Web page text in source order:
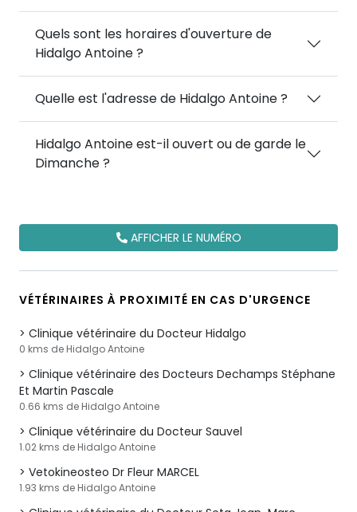
Quels sont les horaires d'ouverture de
Hidalgo Antoine ?
Quelle est l'adresse de Hidalgo Antoine ?
Hidalgo Antoine est-il ouvert ou de garde le
Dimanche ?
AFFICHER LE NUMÉRO
VÉTÉRINAIRES À PROXIMITÉ EN CAS D'URGENCE
Clinique vétérinaire du Docteur Hidalgo
0 kms de Hidalgo Antoine
Clinique vétérinaire des Docteurs Dechamps Stéphane
Et Martin Pascale
0.66 kms de Hidalgo Antoine
Clinique vétérinaire du Docteur Sauvel
1.02 kms de Hidalgo Antoine
Vetokineosteo Dr Fleur MARCEL
1.93 kms de Hidalgo Antoine